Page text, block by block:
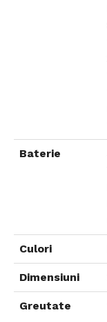
Baterie
Culori
Dimensiuni
Greutate